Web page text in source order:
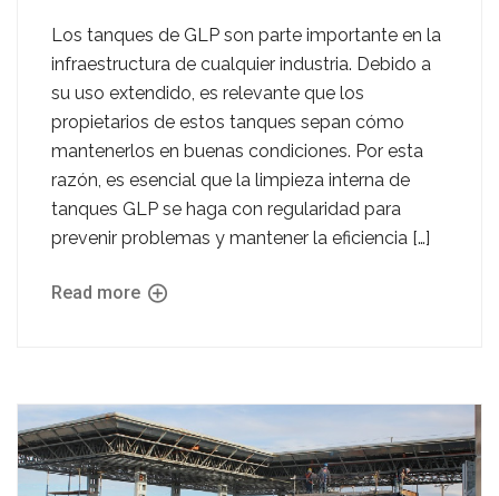
Los tanques de GLP son parte importante en la
infraestructura de cualquier industria. Debido a
su uso extendido, es relevante que los
propietarios de estos tanques sepan cómo
mantenerlos en buenas condiciones. Por esta
razón, es esencial que la limpieza interna de
tanques GLP se haga con regularidad para
prevenir problemas y mantener la eficiencia […]
Read more